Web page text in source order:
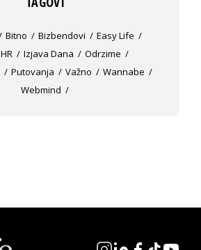
Bitno Bizbendovi
Easy Life
HR Izjava Dana
Odrzime
Putovanja Važno
Wannabe
Webmind